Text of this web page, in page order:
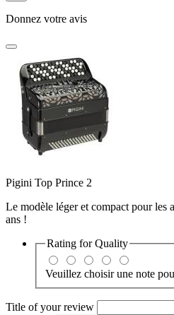
Donnez votre avis
Pigini Top Prince 2
Le modèle léger et compact pour les
ans !
Rating forQuality
Veuillez choisir une note
Title of your review